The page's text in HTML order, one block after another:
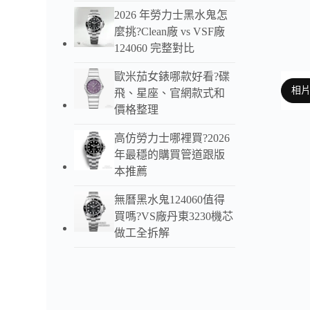
相片
2026 年勞力士黑水鬼怎
麼挑?Clean廠 vs VSF廠
124060 完整對比
歐米茄女錶哪款好看?碟
飛、星座、官網款式和
價格整理
高仿勞力士哪裡買?2026
年最穩的購買管道跟版
本推薦
無曆黑水鬼124060值得
買嗎?VS廠丹東3230機芯
做工全拆解